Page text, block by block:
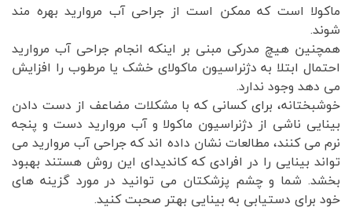
ماکولا است که ممکن است از جراحی آب مروارید بهره مند
شوند.
همچنین هیچ مدرکی مبنی بر اینکه انجام جراحی آب مروارید
احتمال ابتلا به دژنراسیون ماکولای خشک یا مرطوب را افزایش
می دهد وجود ندارد.
خوشبختانه، برای کسانی که با مشکلات مضاعف از دست دادن
بینایی ناشی از دژنراسیون ماکولا و آب مروارید دست و پنجه
نرم می کنند، مطالعات نشان داده اند که جراحی آب مروارید می
تواند بینایی را در افرادی که کاندیدای این روش هستند بهبود
بخشد. شما و چشم پزشکتان می توانید در مورد گزینه های
خود برای دستیابی به بینایی بهتر صحبت کنید.